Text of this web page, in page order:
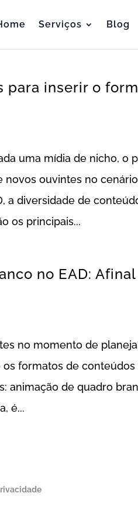
Serviços Blog
para inserir o
uma mídia de nicho, o
ouvintes no
a diversidade de
os principais...
no EAD:
no momento de
formatos de
animação de quadro
é...